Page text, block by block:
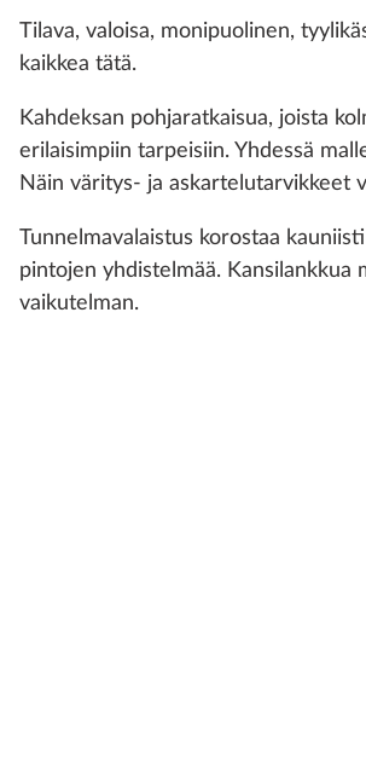
Tilava, valoisa, monipuolinen,
kaikkea tätä.
Kahdeksan pohjaratkaisua, joista
erilaisimpiin tarpeisiin. Yhdessä
Näin väritys- ja askartelutarvikkeet
Tunnelmavalaistus korostaa
pintojen yhdistelmää.
vaikutelman.